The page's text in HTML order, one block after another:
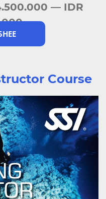
— IDR
Course